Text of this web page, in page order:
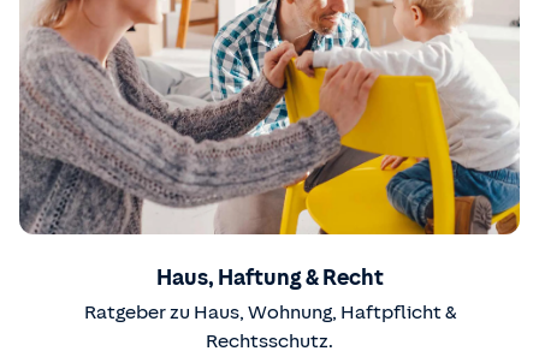
Haus, Haftung & Recht
Ratgeber zu Haus, Wohnung, Haftpflicht &
Rechtsschutz.